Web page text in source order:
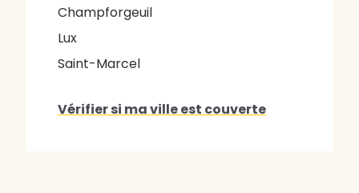
Champforgeuil
Lux
Saint-Marcel
Vérifier si ma ville est couverte